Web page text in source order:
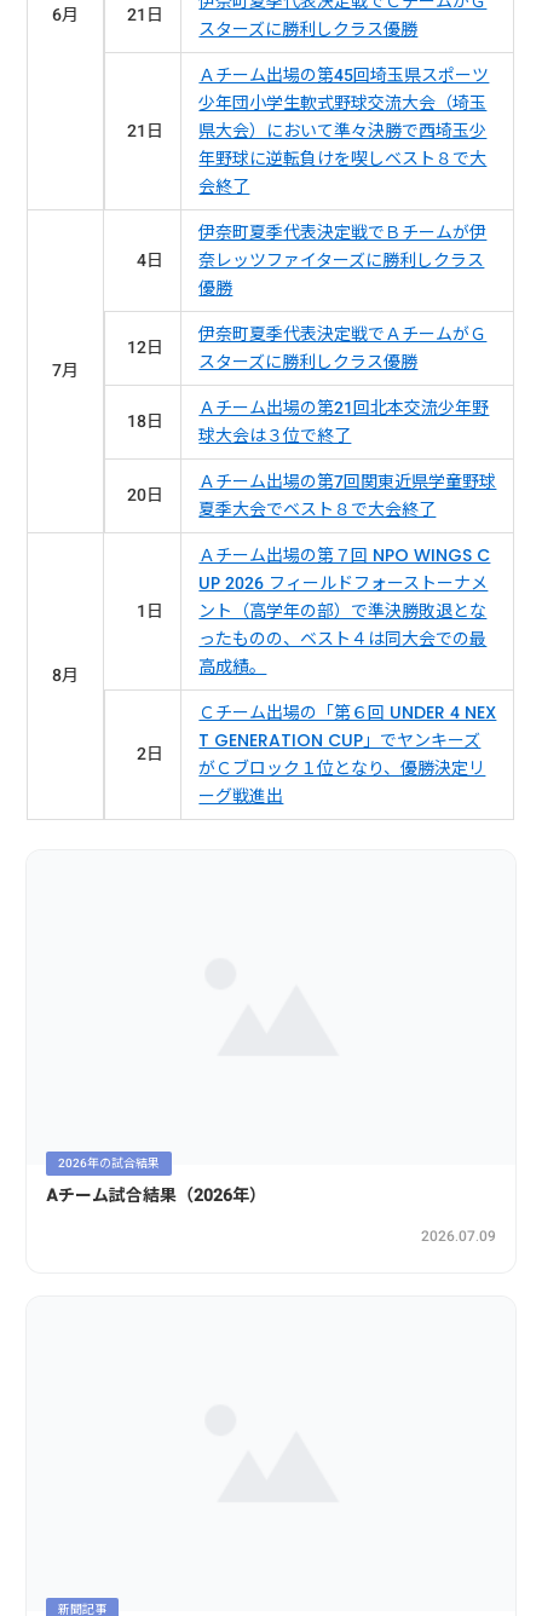
6月 21日
スターズに勝利しクラス優勝
21日
Ａチーム出場の第45回埼玉県スポーツ
少年団小学生軟式野球交流大会（埼玉
県大会）において準々決勝で西埼玉少
年野球に逆転負けを喫しベスト８で大
会終了
7月
4日
伊奈町夏季代表決定戦でＢチームが伊
奈レッツファイターズに勝利しクラス
優勝
12日
伊奈町夏季代表決定戦でＡチームがＧ
スターズに勝利しクラス優勝
18日
Ａチーム出場の第21回北本交流少年野
球大会は３位で終了
20日
Ａチーム出場の第7回関東近県学童野球
夏季大会でベスト８で大会終了
8月
1日
Ａチーム出場の第７回 NPO WINGS C
UP 2026 フィールドフォーストーナメ
ント（高学年の部）で準決勝敗退とな
ったものの、ベスト４は同大会での最
高成績。
2日
Ｃチーム出場の「第６回 UNDER 4 NEX
T GENERATION CUP」でヤンキーズ
がＣブロック１位となり、優勝決定リ
ーグ戦進出
2026年の試合結果
2026.07.09
Aチーム試合結果（2026年）
新聞記事